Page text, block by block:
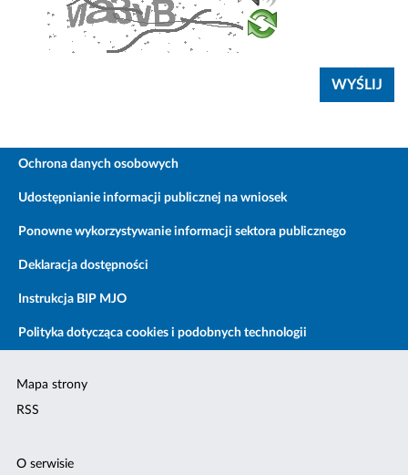
Ochrona danych osobowych
Udostępnianie informacji publicznej na wniosek
Ponowne wykorzystywanie informacji sektora publicznego
Deklaracja dostępności
Instrukcja BIP MJO
Polityka dotycząca cookies i podobnych technologii
Mapa strony
RSS
O serwisie